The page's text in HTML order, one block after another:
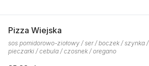
Pizza Wiejska
sos pomidorowo-ziołowy / ser / boczek / szynka /
pieczarki / cebula / czosnek / oregano